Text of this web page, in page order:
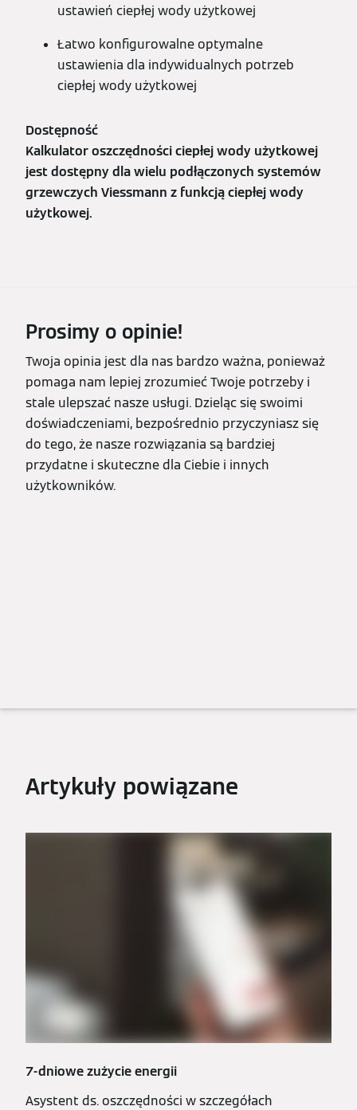
ustawień ciepłej wody użytkowej
Łatwo konfigurowalne optymalne
ustawienia dla indywidualnych potrzeb
ciepłej wody użytkowej
Dostępność
Kalkulator oszczędności ciepłej wody użytkowej
jest dostępny dla wielu podłączonych systemów
grzewczych Viessmann z funkcją ciepłej wody
użytkowej.
Prosimy o opinie!
Twoja opinia jest dla nas bardzo ważna, ponieważ
pomaga nam lepiej zrozumieć Twoje potrzeby i
stale ulepszać nasze usługi. Dzieląc się swoimi
doświadczeniami, bezpośrednio przyczyniasz się
do tego, że nasze rozwiązania są bardziej
przydatne i skuteczne dla Ciebie i innych
użytkowników.
Artykuły powiązane
7-dniowe zużycie energii
Asystent ds. oszczędności w szczegółach